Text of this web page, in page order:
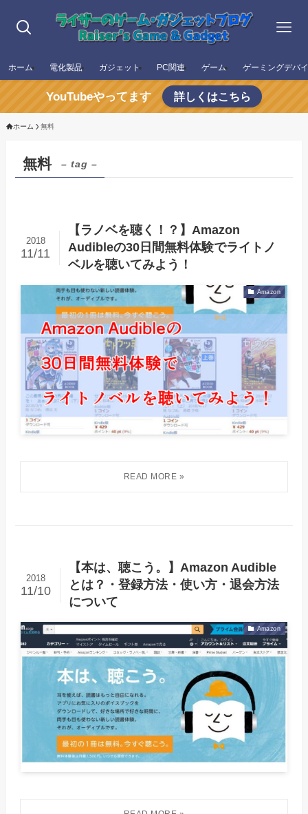
ホーム 電化製品 ガジェット PC関連 ゲーム ゲーミングデバ
YouTubeやってます 詳しくはこちら
ホーム 無料
無料 – tag –
【ラノベを聴く！？】Amazon
Audibleの30日間無料体験でライトノ
ベルを聴いてみよう！
2018
11/11
Amazon
【本は、聴こう。】Amazon Audible
とは？・登録方法・使い方・退会方法
について
2018
11/10
Amazon